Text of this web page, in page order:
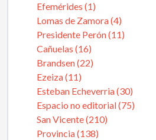
Efemérides (1)
Lomas de Zamora (4)
Presidente Perón (11)
Cañuelas (16)
Brandsen (22)
Ezeiza (11)
Esteban Echeverria (30)
Espacio no editorial (75)
San Vicente (210)
Provincia (138)